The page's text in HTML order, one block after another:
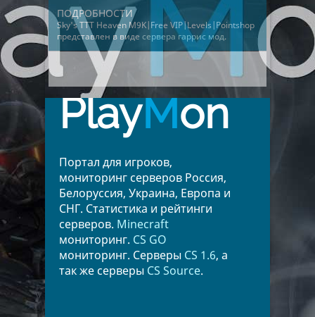
ПОДРОБНОСТИ
Sky's TTT Heaven M9K|Free VIP|Levels|Pointshop
представлен в виде сервера гаррис мод.
PlayMon
Портал для игроков,
мониторинг серверов Россия,
Белоруссия, Украина, Европа и
СНГ. Статистика и рейтинги
серверов. Minecraft
мониторинг. CS GO
мониторинг. Серверы CS 1.6, а
так же серверы CS Source.